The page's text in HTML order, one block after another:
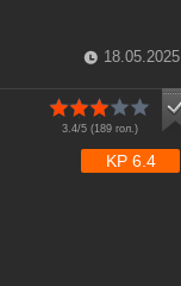
18.05.2025
3.4/5 (189гол.)
KP 6.4